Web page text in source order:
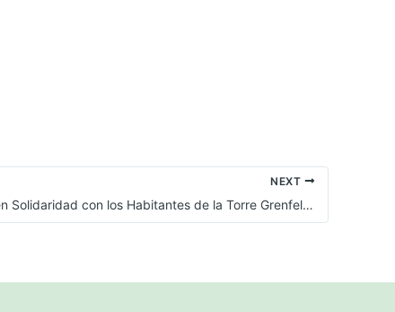
NEXT
Comunicado en Solidaridad con los Habitantes de la Torre Grenfell en Londres